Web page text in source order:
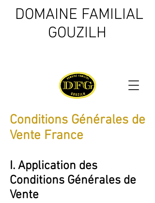
DOMAINE FAMILIAL
GOUZILH
Conditions Générales de
Vente France
I. Application des
Conditions Générales de
Vente